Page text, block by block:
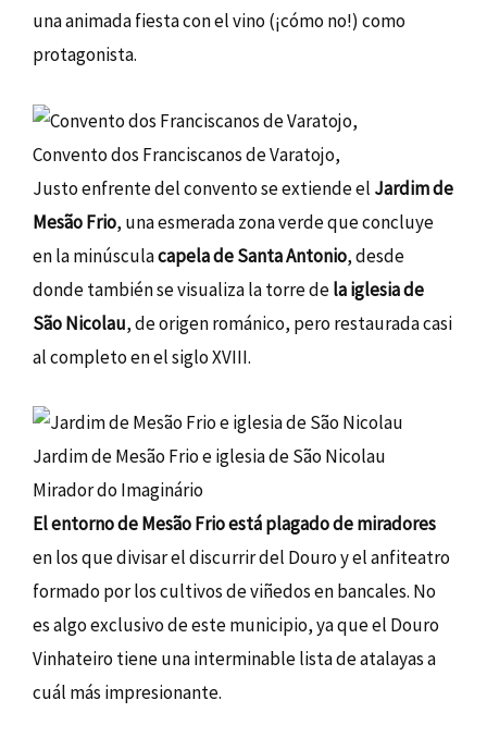
una animada fiesta con el vino (¡cómo no!) como
protagonista.
Convento dos Franciscanos de Varatojo,
Justo enfrente del convento se extiende el Jardim de
Mesão Frio, una esmerada zona verde que concluye
en la minúsculacapela de Santa Antonio, desde
donde también se visualiza la torre dela iglesia de
São Nicolau, de origen románico, pero restaurada casi
al completo en el siglo XVIII.
Jardim de Mesão Frio e iglesia de São Nicolau
Mirador do Imaginário
El entorno de Mesão Frio está plagado de miradores
en los que divisar el discurrir del Douro y el anfiteatro
formado por los cultivos de viñedos en bancales. No
es algo exclusivo de este municipio, ya que el Douro
Vinhateiro tiene una interminable lista de atalayas a
cuál más impresionante.